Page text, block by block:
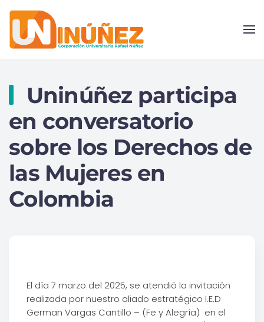
Skip to main content
Uninúñez participa
en conversatorio
sobre los Derechos de
las Mujeres en
Colombia
El día 7 marzo del 2025, se atendió la invitación
realizada por nuestro aliado estratégico I.E.D
German Vargas Cantillo – (Fe y Alegría) en el